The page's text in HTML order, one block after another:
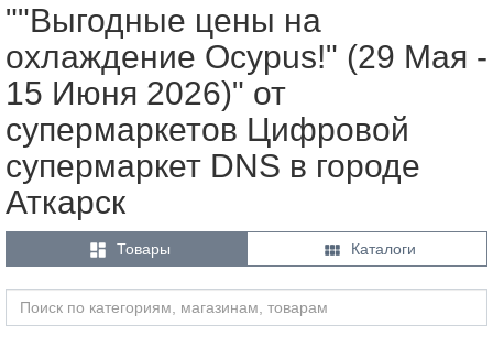
""Выгодные цены на
охлаждение Ocypus!" (29 Мая -
15 Июня 2026)" от
супермаркетов Цифровой
супермаркет DNS в городе
Аткарск
 Товары  Каталоги